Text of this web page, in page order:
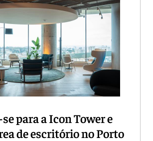
para a Icon Tower e
de escritório no Porto